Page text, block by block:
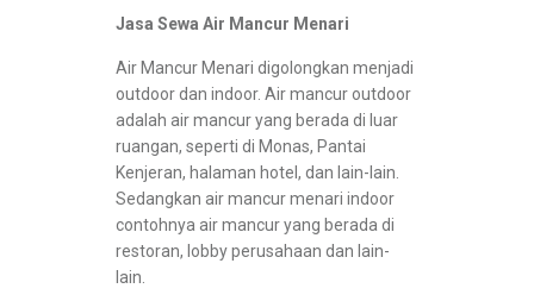
Jasa Sewa Air Mancur Menari
Air Mancur Menari digolongkan menjadi
outdoor dan indoor. Air mancur outdoor
adalah air mancur yang berada di luar
ruangan, seperti di Monas, Pantai
Kenjeran, halaman hotel, dan lain-lain.
Sedangkan air mancur menari indoor
contohnya air mancur yang berada di
restoran, lobby perusahaan dan lain-
lain.